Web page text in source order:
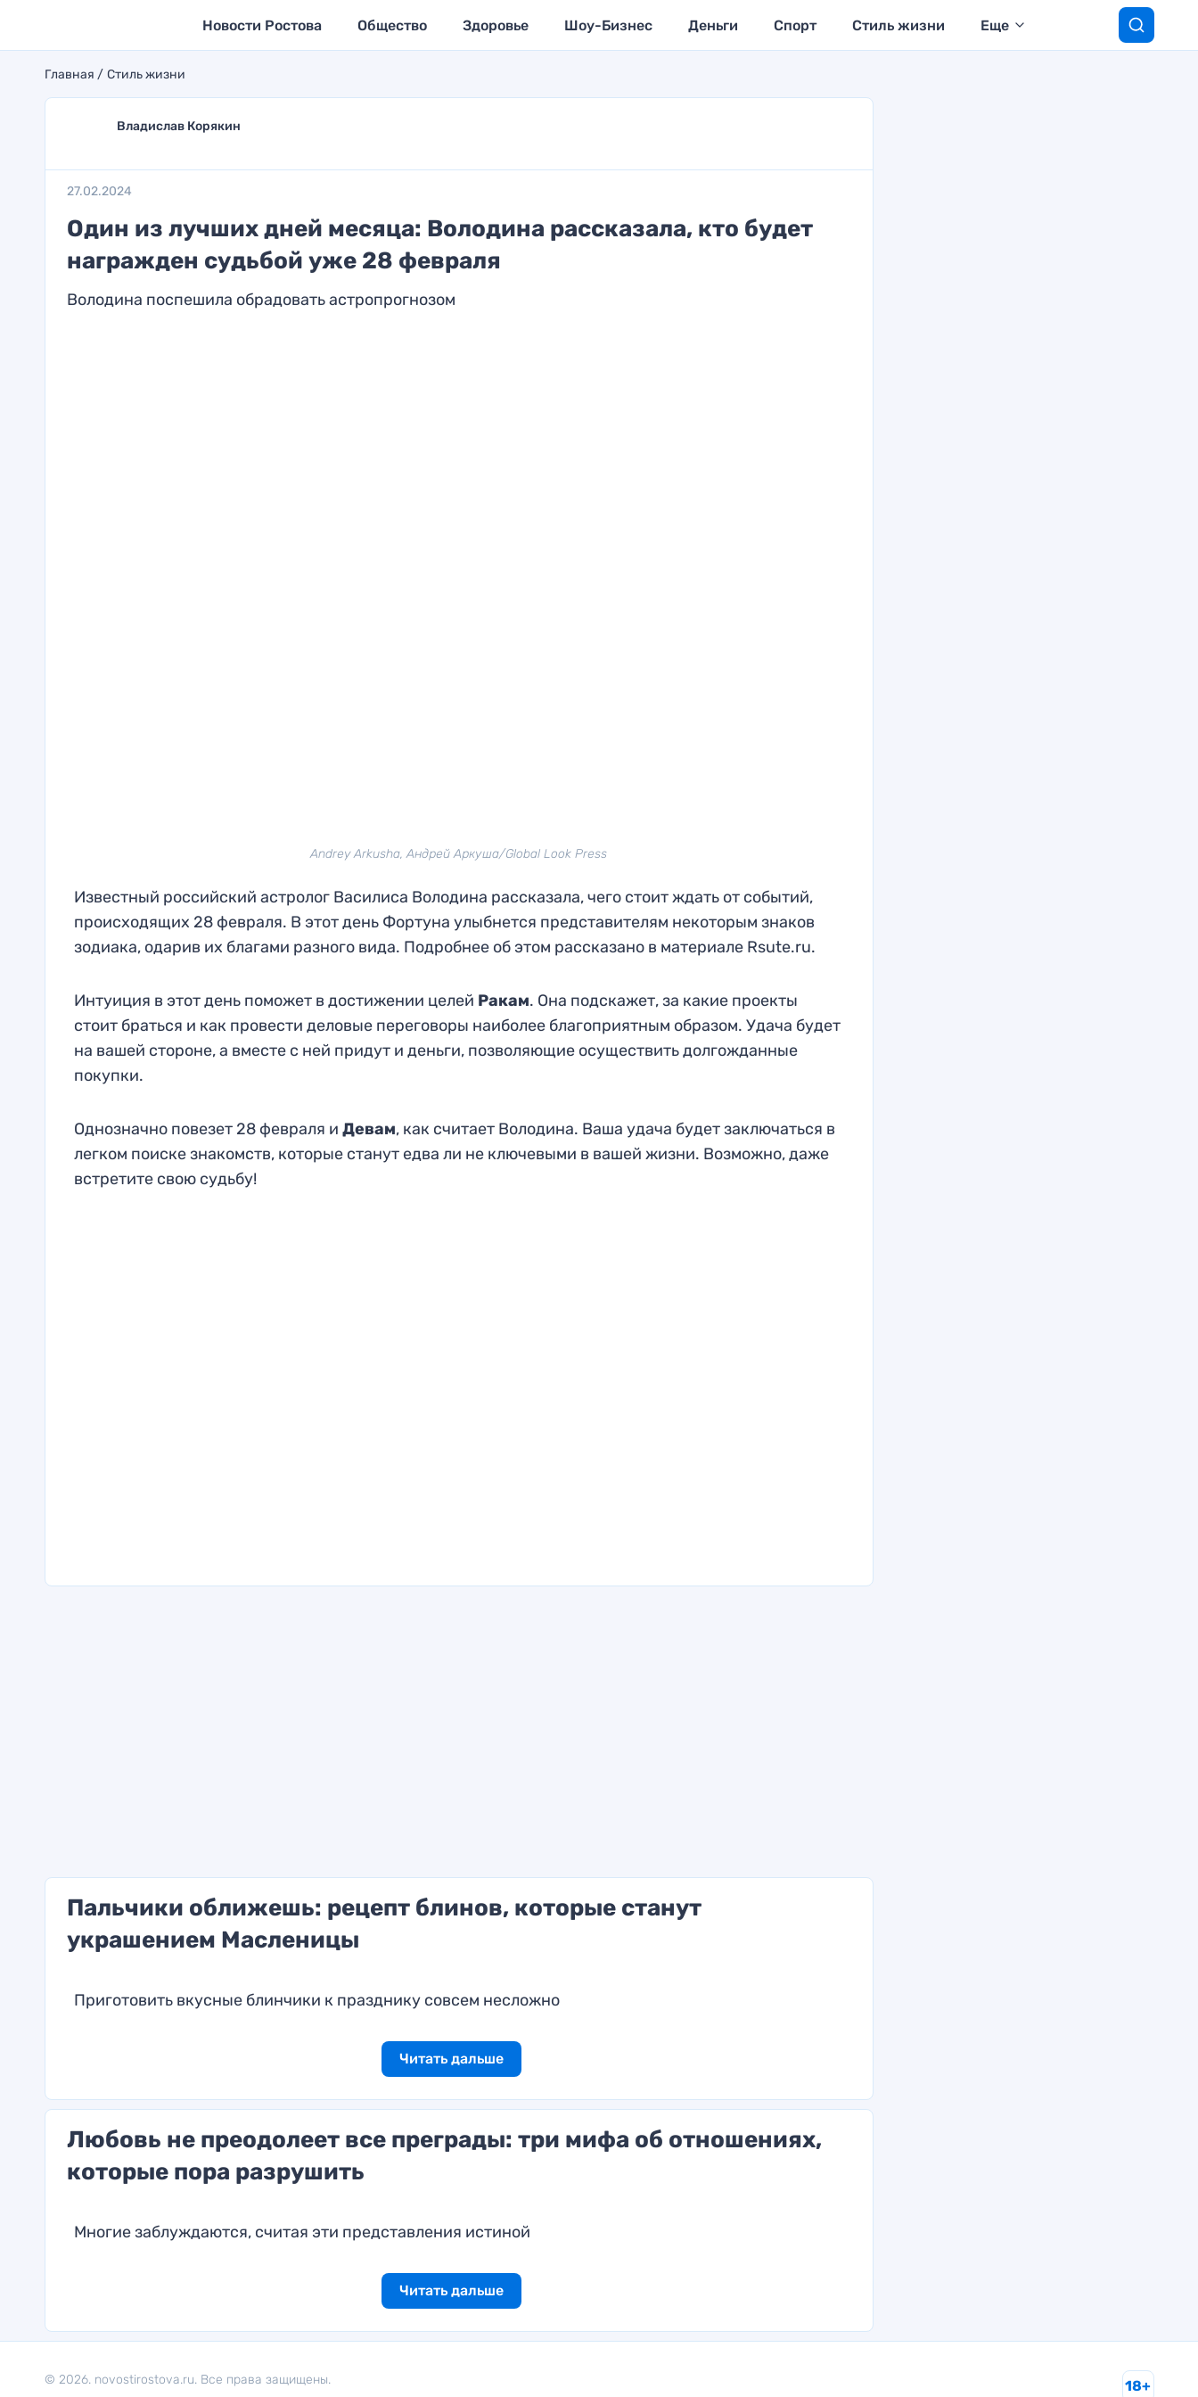
Новости Ростова Общество Здоровье Шоу-Бизнес Деньги Спорт Стиль жизни Еще
Главная Стиль жизни
Владислав Корякин
27.02.2024
Один из лучших дней месяца: Володина рассказала, кто будет
награжден судьбой уже 28 февраля
Володина поспешила обрадовать астропрогнозом
Andrey Arkusha, Андрей Аркуша/Global Look Press
Известный российский астролог Василиса Володина рассказала, чего стоит ждать от событий,
происходящих 28 февраля. В этот день Фортуна улыбнется представителям некоторым знаков
зодиака, одарив их благами разного вида. Подробнее об этом рассказано в материале Rsute.ru.
Интуиция в этот день поможет в достижении целей Ракам. Она подскажет, за какие проекты
стоит браться и как провести деловые переговоры наиболее благоприятным образом. Удача будет
на вашей стороне, а вместе с ней придут и деньги, позволяющие осуществить долгожданные
покупки.
Однозначно повезет 28 февраля и Девам, как считает Володина. Ваша удача будет заключаться в
легком поиске знакомств, которые станут едва ли не ключевыми в вашей жизни. Возможно, даже
встретите свою судьбу!
Пальчики оближешь: рецепт блинов, которые станут
украшением Масленицы
Приготовить вкусные блинчики к празднику совсем несложно
Читать дальше
Любовь не преодолеет все преграды: три мифа об отношениях,
которые пора разрушить
Многие заблуждаются, считая эти представления истиной
Читать дальше
18+
© 2026. novostirostova.ru. Все права защищены.